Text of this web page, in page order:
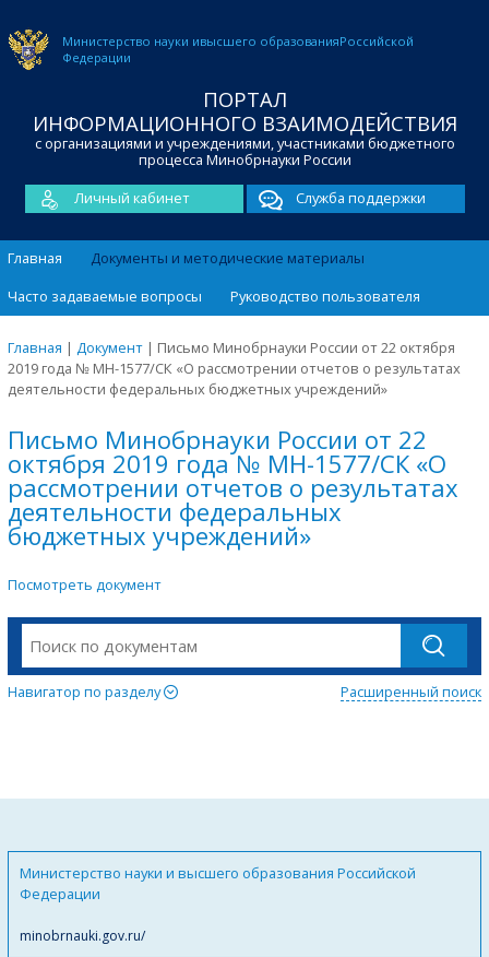
Министерство науки ивысшего образованияРоссийской
Федерации
ПОРТАЛ
ИНФОРМАЦИОННОГО ВЗАИМОДЕЙСТВИЯ
с организациями и учреждениями, участниками бюджетного
процесса Минобрнауки России
Личный кабинет
Служба поддержки
Главная
Документы и методические материалы
Часто задаваемые вопросы
Руководство пользователя
Главная | Документ | Письмо Минобрнауки России от 22 октября
2019 года № МН-1577/СК «О рассмотрении отчетов о результатах
деятельности федеральных бюджетных учреждений»
Письмо Минобрнауки России от 22
октября 2019 года № МН-1577/СК «О
рассмотрении отчетов о результатах
деятельности федеральных
бюджетных учреждений»
Посмотреть документ
Навигатор по разделу Расширенный поиск
Министерство науки и высшего образования Российской
Федерации
minobrnauki.gov.ru/